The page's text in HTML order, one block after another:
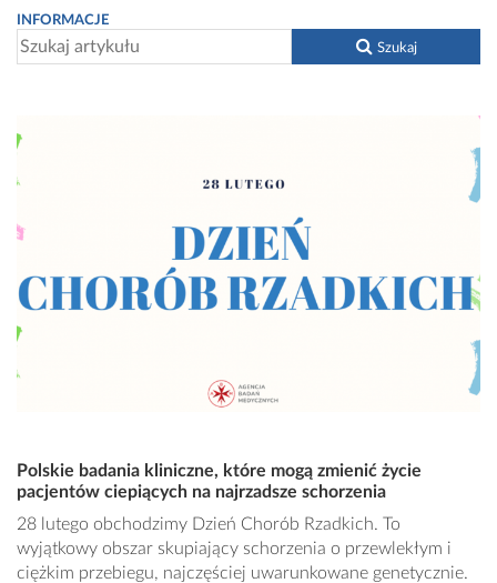
INFORMACJE
Szukaj
Polskie badania kliniczne, które mogą zmienić życie
pacjentów ciepiących na najrzadsze schorzenia
28 lutego obchodzimy Dzień Chorób Rzadkich. To
wyjątkowy obszar skupiający schorzenia o przewlekłym i
ciężkim przebiegu, najczęściej uwarunkowane genetycznie.